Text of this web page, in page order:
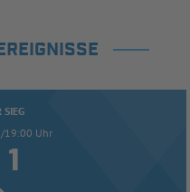
SIEG
19:00 Uhr
